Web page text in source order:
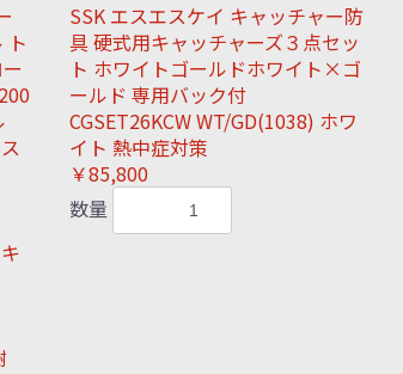
ト
SSK エスエスケイ キャッチャー防
具 硬式用キャッチャーズ３点セッ
ト ホワイトゴールドホワイト×ゴ
ールド 専用バック付
CGSET26KCW WT/GD(1038) ホワ
イト 熱中症対策
￥85,800
数量